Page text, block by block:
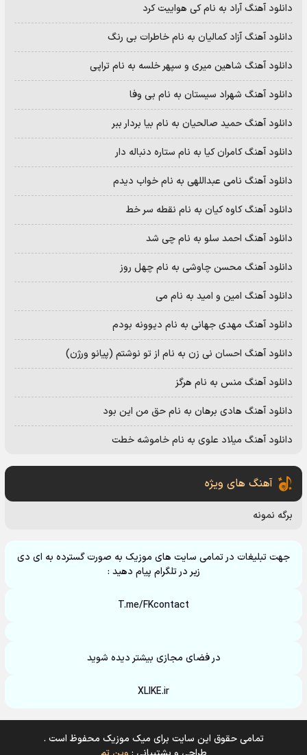
دانلود آهنگ آراد به نام کی هواییت کرد
دانلود آهنگ آزاد کمالیان به نام خاطرات بی رنگ
دانلود آهنگ شاهین میری و سپهر خلسه به نام تراپی
دانلود آهنگ شهراد سیستان به نام بی وفا
دانلود آهنگ حمید صالحیان به نام بیا بردار ببر
دانلود آهنگ کامران کیا به نام ستاره دنباله دار
دانلود آهنگ نامی عبداللهی به نام خواب دیدم
دانلود آهنگ کاوه کیان به نام نقطه سر خط
دانلود آهنگ احمد سلو به نام چی شد
دانلود آهنگ محسن چاوشی به نام چهل روز
دانلود آهنگ امین و امید به نام می
دانلود آهنگ مهدی جهانی به نام دیوونه بودم
دانلود آهنگ احسان نی زن به نام از تو نوشتم (پیانو ورژن)
دانلود آهنگ منس به نام هرگز
دانلود آهنگ هادی برهان به نام حق من این بود
دانلود آهنگ میلاد علوی به نام خاموشه خطت
آهنگ های ویژه
برگه نمونه
جهت تبلیغات در تمامی سایت های موزیک به صورت گسترده به ای دی
زیر در تلگرام پیام دهید :
T.me/FKcontact
در فضای مجازی بیشتر دیده شوید
XLIKE.ir
تمامی حقوق این سایت برای میک موزیک محفوظ است .